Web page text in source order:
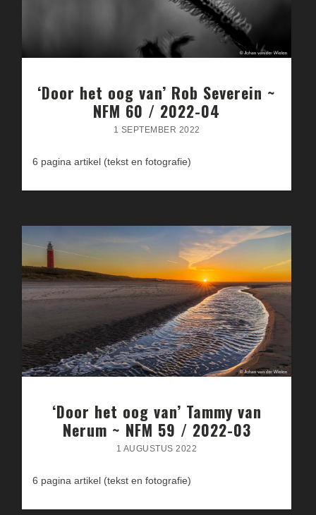
‘Door het oog van’ Rob Severein ~
NFM 60 / 2022-04
1 SEPTEMBER 2022
6 pagina artikel (tekst en fotografie)
‘Door het oog van’ Tammy van
Nerum ~ NFM 59 / 2022-03
1 AUGUSTUS 2022
6 pagina artikel (tekst en fotografie)